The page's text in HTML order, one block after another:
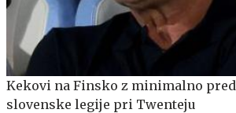
Kekovi na Finsko z minimalno
slovenske legije pri Twenteju